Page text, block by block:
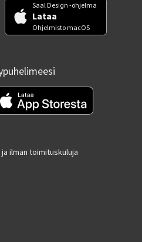
Saal Design -ohjelma
Lataa
Ohjelmisto macOS
ilman toimituskuluja